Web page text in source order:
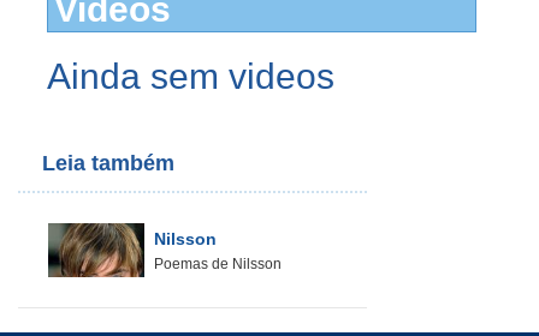
Videos
Ainda sem videos
Leia também
Nilsson
Poemas de Nilsson